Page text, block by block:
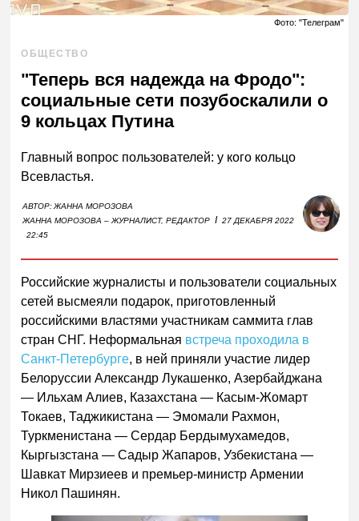
Фото: "Телеграм"
ОБЩЕСТВО
"Теперь вся надежда на Фродо":
социальные сети позубоскалили о
9 кольцах Путина
Главный вопрос пользователей: у кого кольцо
Всевластья.
АВТОР:ЖАННА МОРОЗОВА
ЖАННА МОРОЗОВА – ЖУРНАЛИСТ, РЕДАКТОР I 27 ДЕКАБРЯ 2022
22:45
Российские журналисты и пользователи социальных
сетей высмеяли подарок, приготовленный
российскими властями участникам саммита глав
стран СНГ. Неформальная встреча проходила в
Санкт-Петербурге, в ней приняли участие лидер
Белоруссии Александр Лукашенко, Азербайджана
— Ильхам Алиев, Казахстана — Касым-Жомарт
Токаев, Таджикистана — Эмомали Рахмон,
Туркменистана — Сердар Бердымухамедов,
Кыргызстана — Садыр Жапаров, Узбекистана —
Шавкат Мирзиеев и премьер-министр Армении
Никол Пашинян.